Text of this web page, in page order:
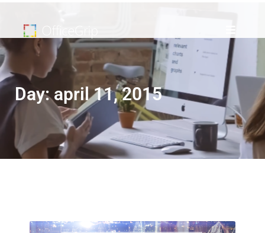
Day: april 11, 2015